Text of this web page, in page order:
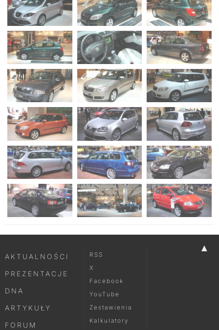
▲
AKTUALNOŚCI
PREZENTACJE
DNA
ARTYKUŁY
FORUM
RSS
X
Facebook
YouTube
Zestawienia
Kalkulatory